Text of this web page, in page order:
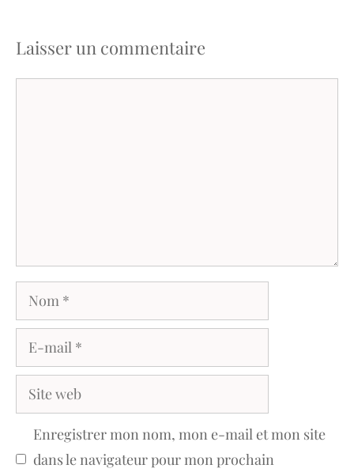
Laisser un commentaire
Nom
E-
mail
Site
web
Enregistrer mon nom, mon e-mail et mon site
dans le navigateur pour mon prochain